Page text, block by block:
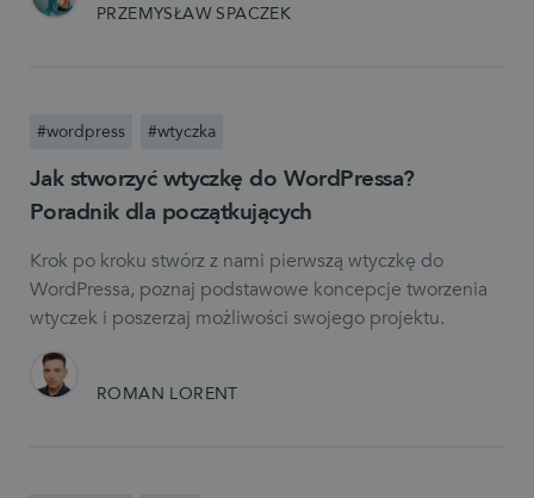
PRZEMYSŁAW SPACZEK
#wordpress #wtyczka
Jak stworzyć wtyczkę do WordPressa?
Poradnik dla początkujących
Krok po kroku stwórz z nami pierwszą wtyczkę do
WordPressa, poznaj podstawowe koncepcje tworzenia
wtyczek i poszerzaj możliwości swojego projektu.
ROMAN LORENT